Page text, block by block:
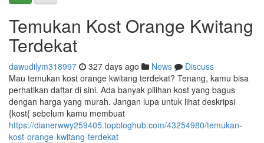
Temukan Kost Orange Kwitang
Terdekat
dawudilym318997 327 days ago News
Discuss
Mau temukan kost orange kwitang terdekat? Tenang, kamu bisa
perhatikan daftar di sini. Ada banyak pilihan kost yang bagus
dengan harga yang murah. Jangan lupa untuk lihat deskripsi
{kost{ sebelum kamu membuat
https://dianerwwy259405.topbloghub.com/43254980/temukan-
kost-orange-kwitang-terdekat